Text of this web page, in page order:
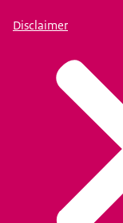
Disclaimer